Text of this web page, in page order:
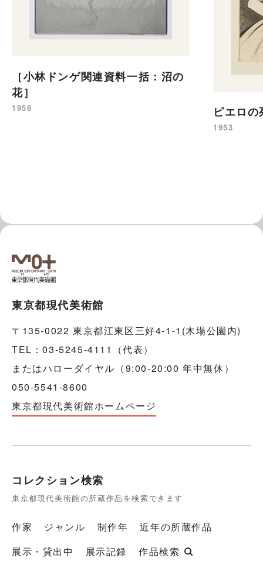
［小林ドンゲ関連資料一括：沼の
花］
1958 ピエロの
1953
東京都現代美術館
〒135-0022 東京都江東区三好4-1-1(木場公園内)
TEL：03-5245-4111（代表）
またはハローダイヤル（9:00-20:00 年中無休）
050-5541-8600
東京都現代美術館ホームページ
コレクション検索
東京都現代美術館の所蔵作品を検索できます
作家 ジャンル 制作年
近年の所蔵作品
展示・貸出中
展示記録 作品検索